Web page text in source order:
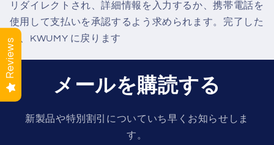
リダイレクトされ、詳細情報を入力するか、携帯電話を
使用して支払いを承認するよう求められます。完了した
ら、KWUMY に戻ります
メールを購読する
新製品や特別割引についていち早くお知らせしま
す。
Reviews